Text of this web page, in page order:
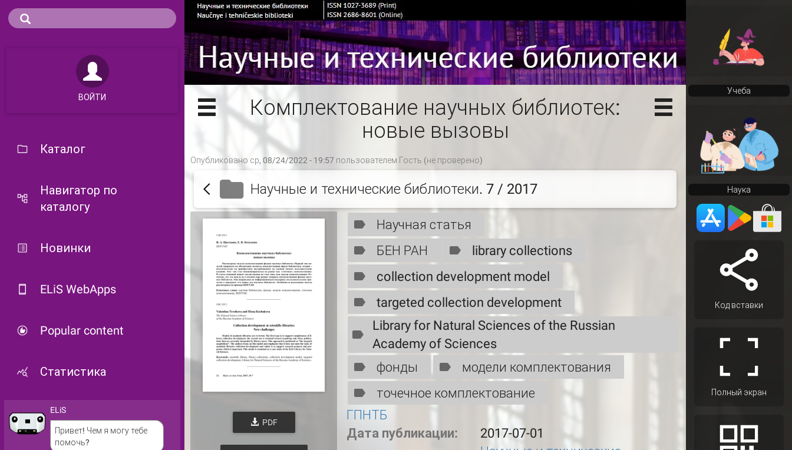
ВОЙТИ
Каталог
Навигатор по
каталогу
Новинки
ELiS WebApps
Popular content
Статистика
ELiS
Привет! Чем я могу тебе
помочь?
Комплектование научных библиотек:
новые вызовы
Опубликовано ср, 08/24/2022 - 19:57 пользователем Гость (не проверено)
Научные и технические библиотеки. 7 / 2017
PDF
Научная статья
БЕН РАН
library collections
collection development model
targeted collection development
Library for Natural Sciences of the Russian
Academy of Sciences
фонды
модели комплектования
точечное комплектование
ГПНТБ
Дата публикации:
2017-07-01
Учеба
Наука
Код вставки
Полный экран